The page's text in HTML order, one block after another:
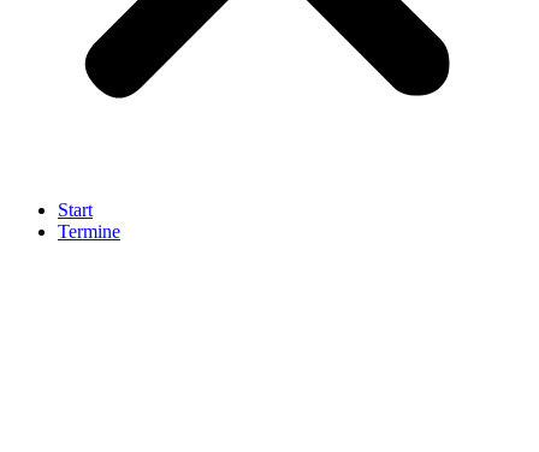
Start
Termine